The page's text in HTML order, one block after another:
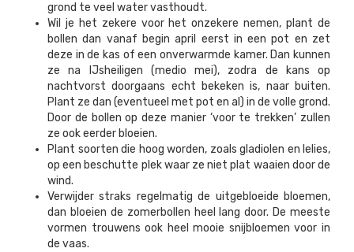
grond te veel water vasthoudt.
Wil je het zekere voor het onzekere nemen, plant de
bollen dan vanaf begin april eerst in een pot en zet
deze in de kas of een onverwarmde kamer. Dan kunnen
ze na IJsheiligen (medio mei), zodra de kans op
nachtvorst doorgaans echt bekeken is, naar buiten.
Plant ze dan (eventueel met pot en al) in de volle grond.
Door de bollen op deze manier ‘voor te trekken’ zullen
ze ook eerder bloeien.
Plant soorten die hoog worden, zoals gladiolen en lelies,
op een beschutte plek waar ze niet plat waaien door de
wind.
Verwijder straks regelmatig de uitgebloeide bloemen,
dan bloeien de zomerbollen heel lang door. De meeste
vormen trouwens ook heel mooie snijbloemen voor in
de vaas.